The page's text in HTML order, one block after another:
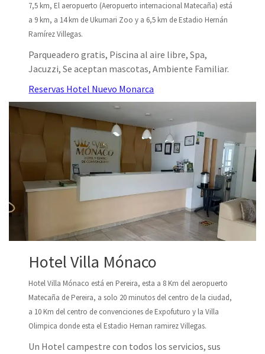
7,5 km, El aeropuerto (Aeropuerto internacional Matecaña) está
a 9 km, a 14 km de Ukumari Zoo y a 6,5 km de Estadio Hernán
Ramírez Villegas.
Parqueadero gratis, Piscina al aire libre, Spa,
Jacuzzi, Se aceptan mascotas, Ambiente Familiar.
Reservas Hotel Nuevo Monarca
Hotel Villa Mónaco
Hotel Villa Mónaco está en Pereira, esta a 8 Km del aeropuerto
Matecaña de Pereira, a solo 20 minutos del centro de la ciudad,
a 10 Km del centro de convenciones de Expofuturo y la Villa
Olimpica donde esta el Estadio Hernan ramirez Villegas.
Un Hotel campestre con todos los servicios, sus